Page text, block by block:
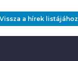
Vissza a hírek listájához